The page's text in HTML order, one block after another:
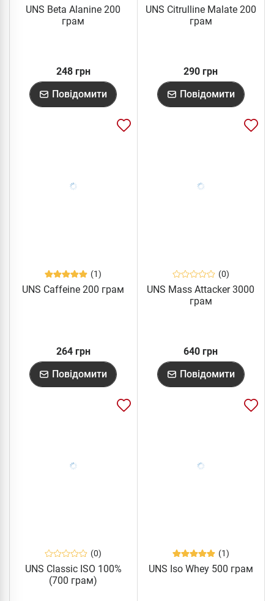
UNS Beta Alanine 200
грам
248 грн
Повідомити
UNS Citrulline Malate 200
грам
290 грн
Повідомити
(1)
UNS Caffeine 200 грам
264 грн
Повідомити
(0)
UNS Mass Attacker 3000
грам
640 грн
Повідомити
(0)
UNS Classic ISO 100%
(700 грам)
(1)
UNS Iso Whey 500 грам